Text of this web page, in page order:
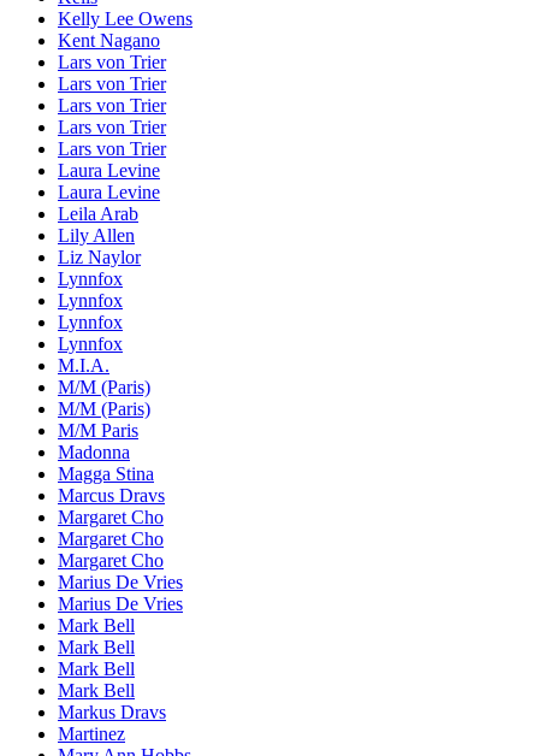
Kelly Lee Owens
Kent Nagano
Lars von Trier
Lars von Trier
Lars von Trier
Lars von Trier
Lars von Trier
Laura Levine
Laura Levine
Leila Arab
Lily Allen
Liz Naylor
Lynnfox
Lynnfox
Lynnfox
Lynnfox
M.I.A.
M/M (Paris)
M/M (Paris)
M/M Paris
Madonna
Magga Stina
Marcus Dravs
Margaret Cho
Margaret Cho
Margaret Cho
Marius De Vries
Marius De Vries
Mark Bell
Mark Bell
Mark Bell
Mark Bell
Markus Dravs
Martinez